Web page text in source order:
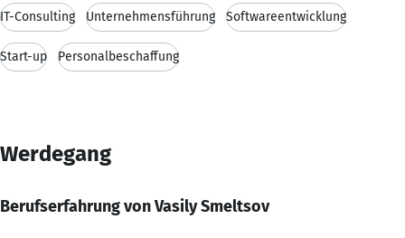
IT-Consulting Unternehmensführung Softwareentwicklung
Start-up Personalbeschaffung
Werdegang
Berufserfahrung von Vasily Smeltsov